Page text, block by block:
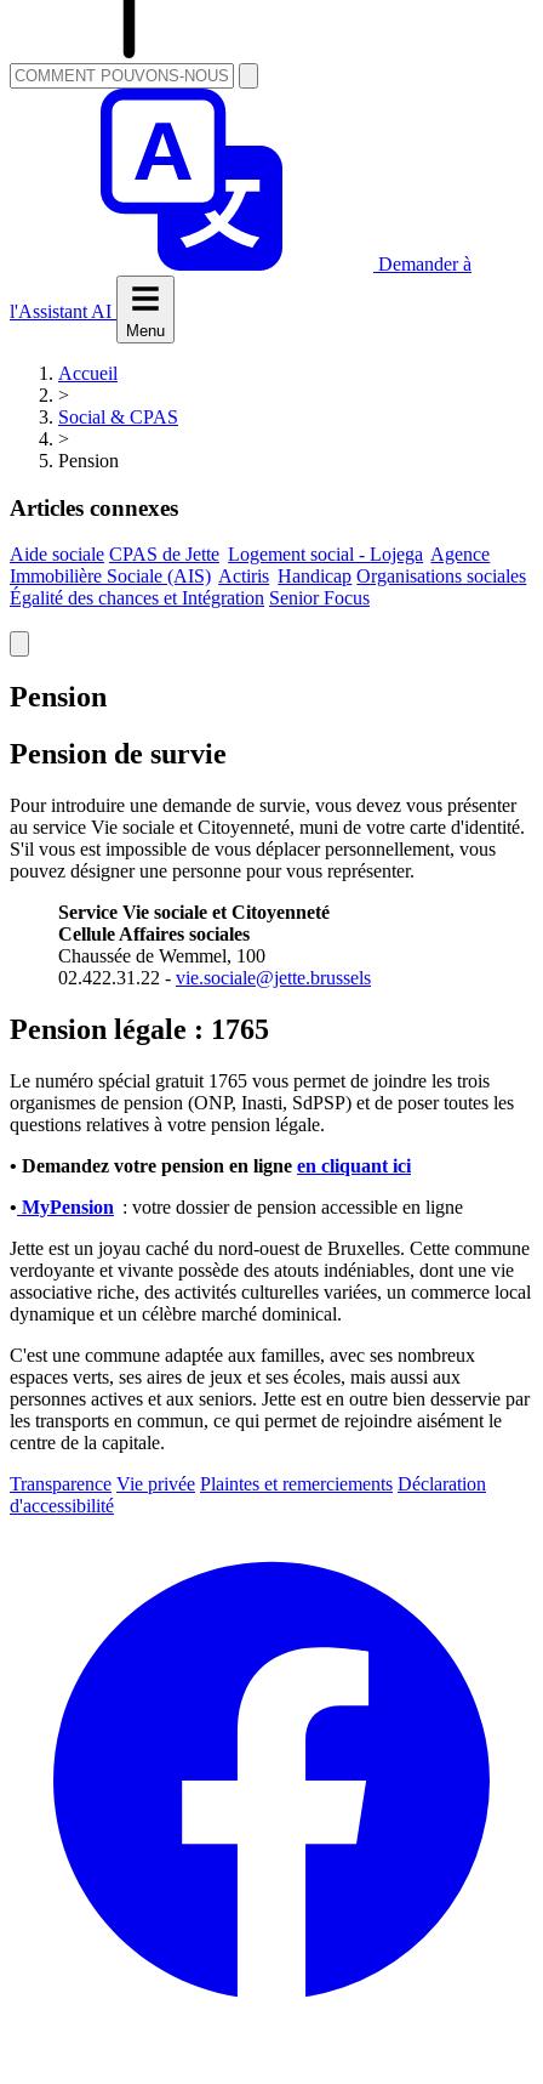
Demander à
l'Assistant AI
Menu
Accueil
>
Social & CPAS
>
Pension
Articles connexes
Aide sociale CPAS de Jette Logement social -Lojega Agence
Immobilière Sociale (AIS) Actiris Handicap Organisations sociales
Égalité des chances et Intégration Senior Focus
Pension
Pension de survie
Pour introduire une demande de survie, vous devez vous présenter
au service Vie sociale et Citoyenneté, muni de votre carte d'identité.
S'il vous est impossible de vous déplacer personnellement, vous
pouvez désigner une personne pour vous représenter.
Service Vie sociale et Citoyenneté
Cellule Affaires sociales
Chaussée de Wemmel, 100
02.422.31.22 - vie.sociale@jette.brussels
Pension légale : 1765
Le numéro spécial gratuit 1765 vous permet de joindre les trois
organismes de pension (ONP, Inasti, SdPSP) et de poser toutes les
questions relatives à votre pension légale.
• Demandez votre pension en ligne en cliquant ici
• MyPension : votre dossier de pension accessible en ligne
Jette est un joyau caché du nord-ouest de Bruxelles. Cette commune
verdoyante et vivante possède des atouts indéniables, dont une vie
associative riche, des activités culturelles variées, un commerce local
dynamique et un célèbre marché dominical.
C'est une commune adaptée aux familles, avec ses nombreux
espaces verts, ses aires de jeux et ses écoles, mais aussi aux
personnes actives et aux seniors. Jette est en outre bien desservie par
les transports en commun, ce qui permet de rejoindre aisément le
centre de la capitale.
Transparence Vie privée Plaintes et remerciements Déclaration
d'accessibilité